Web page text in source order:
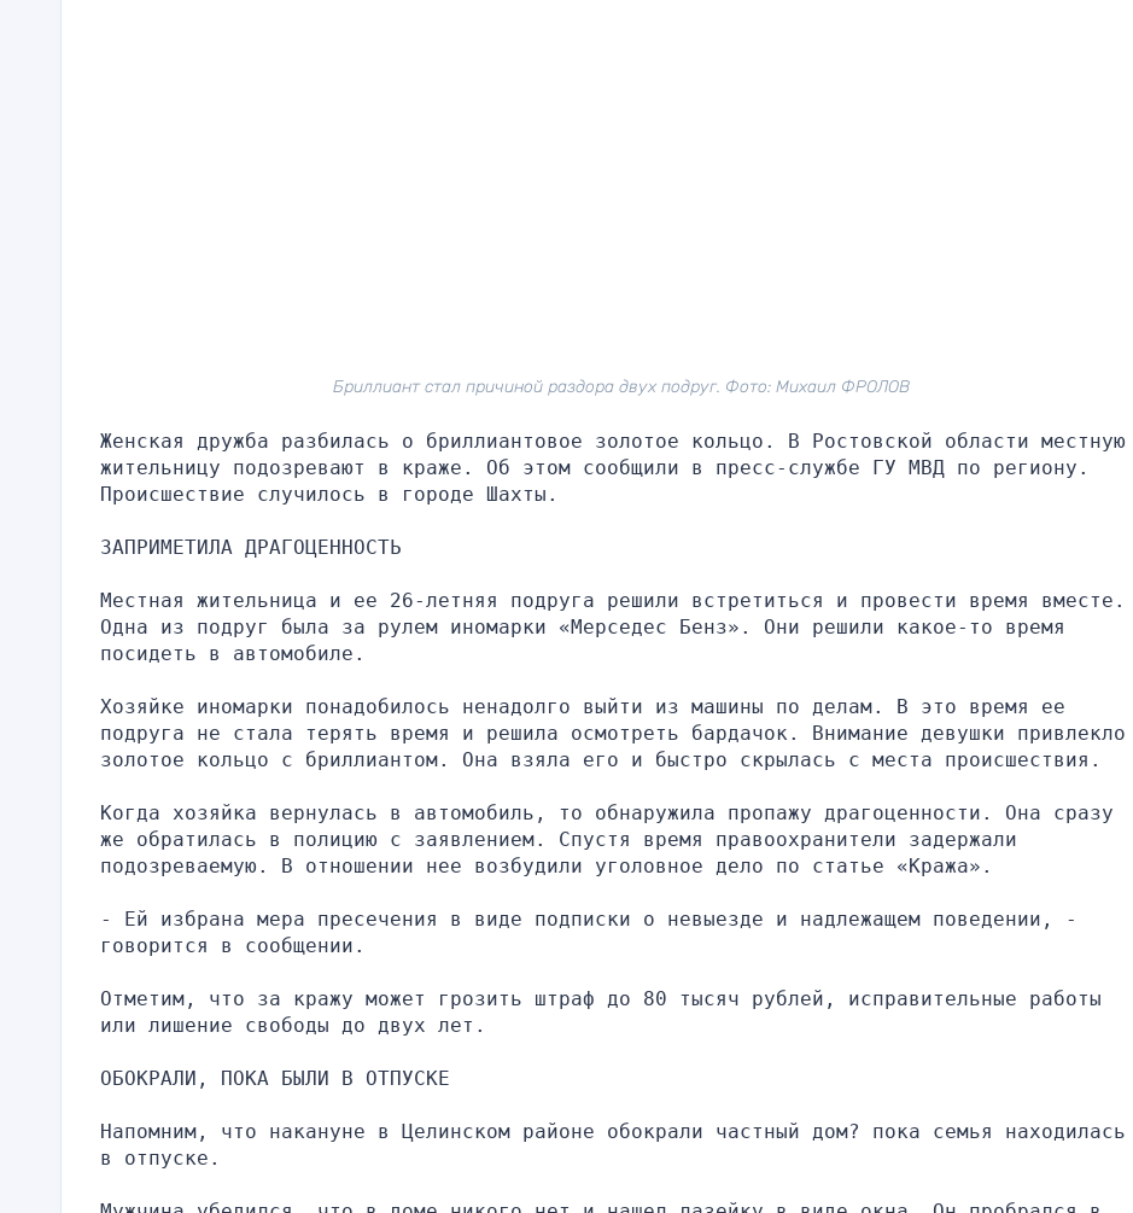
Бриллиант стал причиной раздора двух подруг. Фото: Михаил ФРОЛОВ
Женская дружба разбилась о бриллиантовое золотое кольцо. В Ростовской области местную
жительницу подозревают в краже. Об этом сообщили в пресс-службе ГУ МВД по региону.
Происшествие случилось в городе Шахты.
ЗАПРИМЕТИЛА ДРАГОЦЕННОСТЬ
Местная жительница и ее 26-летняя подруга решили встретиться и провести время вместе.
Одна из подруг была за рулем иномарки «Мерседес Бенз». Они решили какое-то время
посидеть в автомобиле.
Хозяйке иномарки понадобилось ненадолго выйти из машины по делам. В это время ее
подруга не стала терять время и решила осмотреть бардачок. Внимание девушки привлекло
золотое кольцо с бриллиантом. Она взяла его и быстро скрылась с места происшествия.
Когда хозяйка вернулась в автомобиль, то обнаружила пропажу драгоценности. Она сразу
же обратилась в полицию с заявлением. Спустя время правоохранители задержали
подозреваемую. В отношении нее возбудили уголовное дело по статье «Кража».
- Ей избрана мера пресечения в виде подписки о невыезде и надлежащем поведении, -
говорится в сообщении.
Отметим, что за кражу может грозить штраф до 80 тысяч рублей, исправительные работы
или лишение свободы до двух лет.
ОБОКРАЛИ, ПОКА БЫЛИ В ОТПУСКЕ
Напомним, что накануне в Целинском районе обокрали частный дом? пока семья находилась
в отпуске.